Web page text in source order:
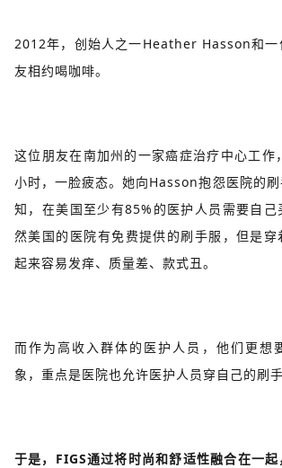
2012年，创始人之一Heather Hasson和一
友相约喝咖啡。
这位朋友在南加州的一家癌症治疗中心工作
小时，一脸疲态。她向Hasson抱怨医院的
知，在美国至少有85%的医护人员需要自己
然美国的医院有免费提供的刷手服，但是
起来容易发痒、质量差、款式丑。
而作为高收入群体的医护人员，他们更想
象，重点是医院也允许医护人员穿自己的刷手
于是，FIGS通过将时尚和舒适性融合在一